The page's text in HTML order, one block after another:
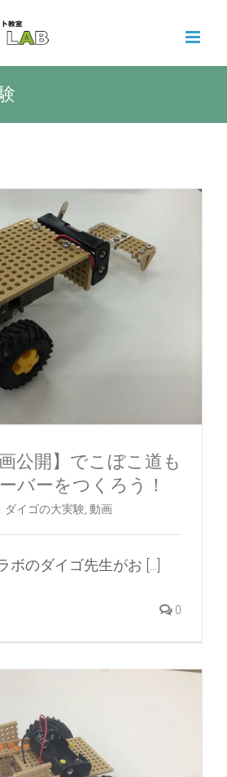
公開】でこぼこ道も
バーをつくろう！
ダイゴの大実験 動画
ボのダイゴ先生がお [...]
0